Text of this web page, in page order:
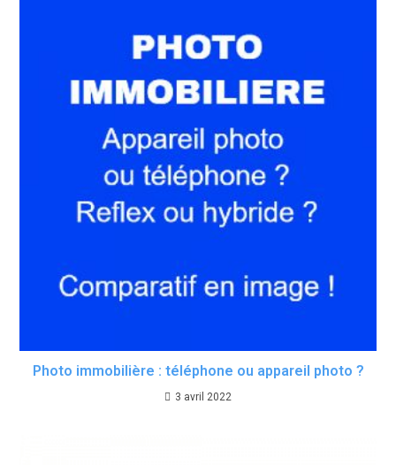
Photo immobilière : téléphone ou appareil photo ?
3 avril 2022